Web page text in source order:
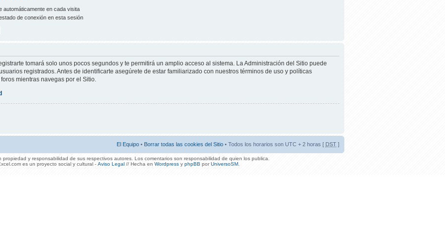
automáticamente en cada visita
de conexión en esta sesión
tomará solo unos pocos segundos y te permitirá un amplio acceso al sistema. La Administración del Sitio puede
registrados. Antes de identificarte asegúrete de estar familiarizado con nuestros términos de uso y políticas
mientras navegas por el Sitio.
El Equipo • Borrar todas las cookies del Sitio • Todos los horarios son UTC + 2 horas [ DST ]
propiedad y responsabilidad de sus respectivos autores. Los comentarios son responsabilidad de quien los publica.
es un proyecto social y cultural - Aviso Legal // Hecha en Wordpress y phpBB porUniversoSM